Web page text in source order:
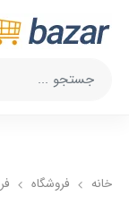
خانه فروشگاه